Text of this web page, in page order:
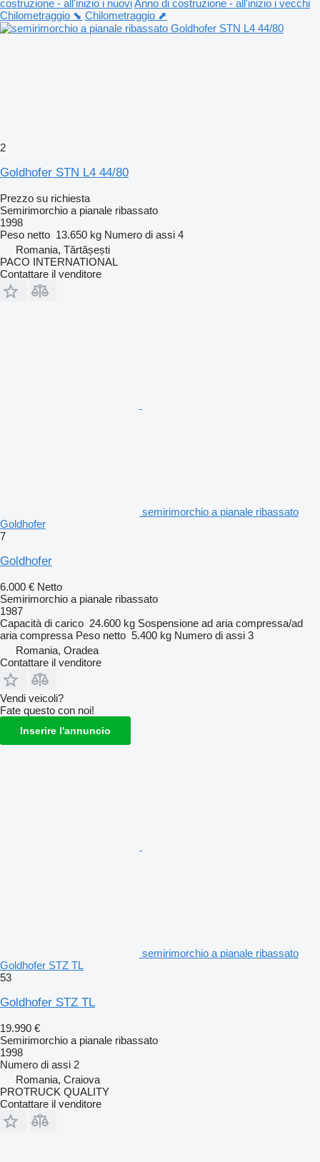
costruzione - all'inizio i nuoviAnno di costruzione - all'inizio i vecchi
Chilometraggio ⬊ Chilometraggio ⬈
2
Goldhofer STN L4 44/80
Prezzo su richiesta
Semirimorchio a pianale ribassato
1998
Peso netto 13.650 kg Numero di assi 4
Romania, Tărtășești
PACO INTERNATIONAL
Contattare il venditore
semirimorchio a pianale ribassato
Goldhofer
7
Goldhofer
6.000 € Netto
Semirimorchio a pianale ribassato
1987
Capacità di carico 24.600 kg Sospensione ad aria compressa/ad
aria compressa Peso netto 5.400 kg Numero di assi 3
Romania, Oradea
Contattare il venditore
Vendi veicoli?
Fate questo con noi!
Inserire l'annuncio
semirimorchio a pianale ribassato
Goldhofer STZ TL
53
Goldhofer STZ TL
19.990 €
Semirimorchio a pianale ribassato
1998
Numero di assi 2
Romania, Craiova
PROTRUCK QUALITY
Contattare il venditore